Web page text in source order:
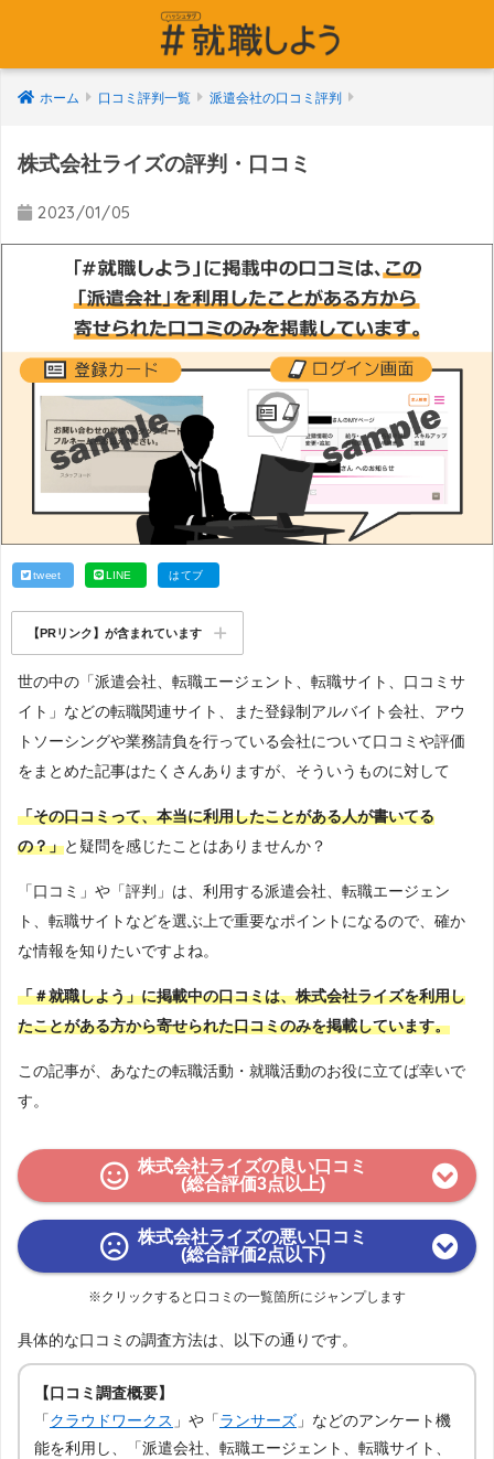
ホーム 口コミ評判一覧 派遣会社の口コミ評判
株式会社ライズの評判・口コミ
2023/01/05
tweet LINE はてブ
【PRリンク】が含まれています
世の中の「派遣会社、転職エージェント、転職サイト、口コミサ
イト」などの転職関連サイト、また登録制アルバイト会社、アウ
トソーシングや業務請負を行っている会社について口コミや評価
をまとめた記事はたくさんありますが、そういうものに対して
「その口コミって、本当に利用したことがある人が書いてる
の？」と疑問を感じたことはありませんか？
「口コミ」や「評判」は、利用する派遣会社、転職エージェン
ト、転職サイトなどを選ぶ上で重要なポイントになるので、確か
な情報を知りたいですよね。
「＃就職しよう」に掲載中の口コミは、株式会社ライズを利用し
たことがある方から寄せられた口コミのみを掲載しています。
この記事が、あなたの転職活動・就職活動のお役に立てば幸いで
す。
株式会社ライズの良い口コミ
(総合評価3点以上)
株式会社ライズの悪い口コミ
(総合評価2点以下)
※クリックすると口コミの一覧箇所にジャンプします
具体的な口コミの調査方法は、以下の通りです。
【口コミ調査概要】
「クラウドワークス 」や「ランサーズ 」などのアンケート機
能を利用し、「派遣会社、転職エージェント、転職サイト、